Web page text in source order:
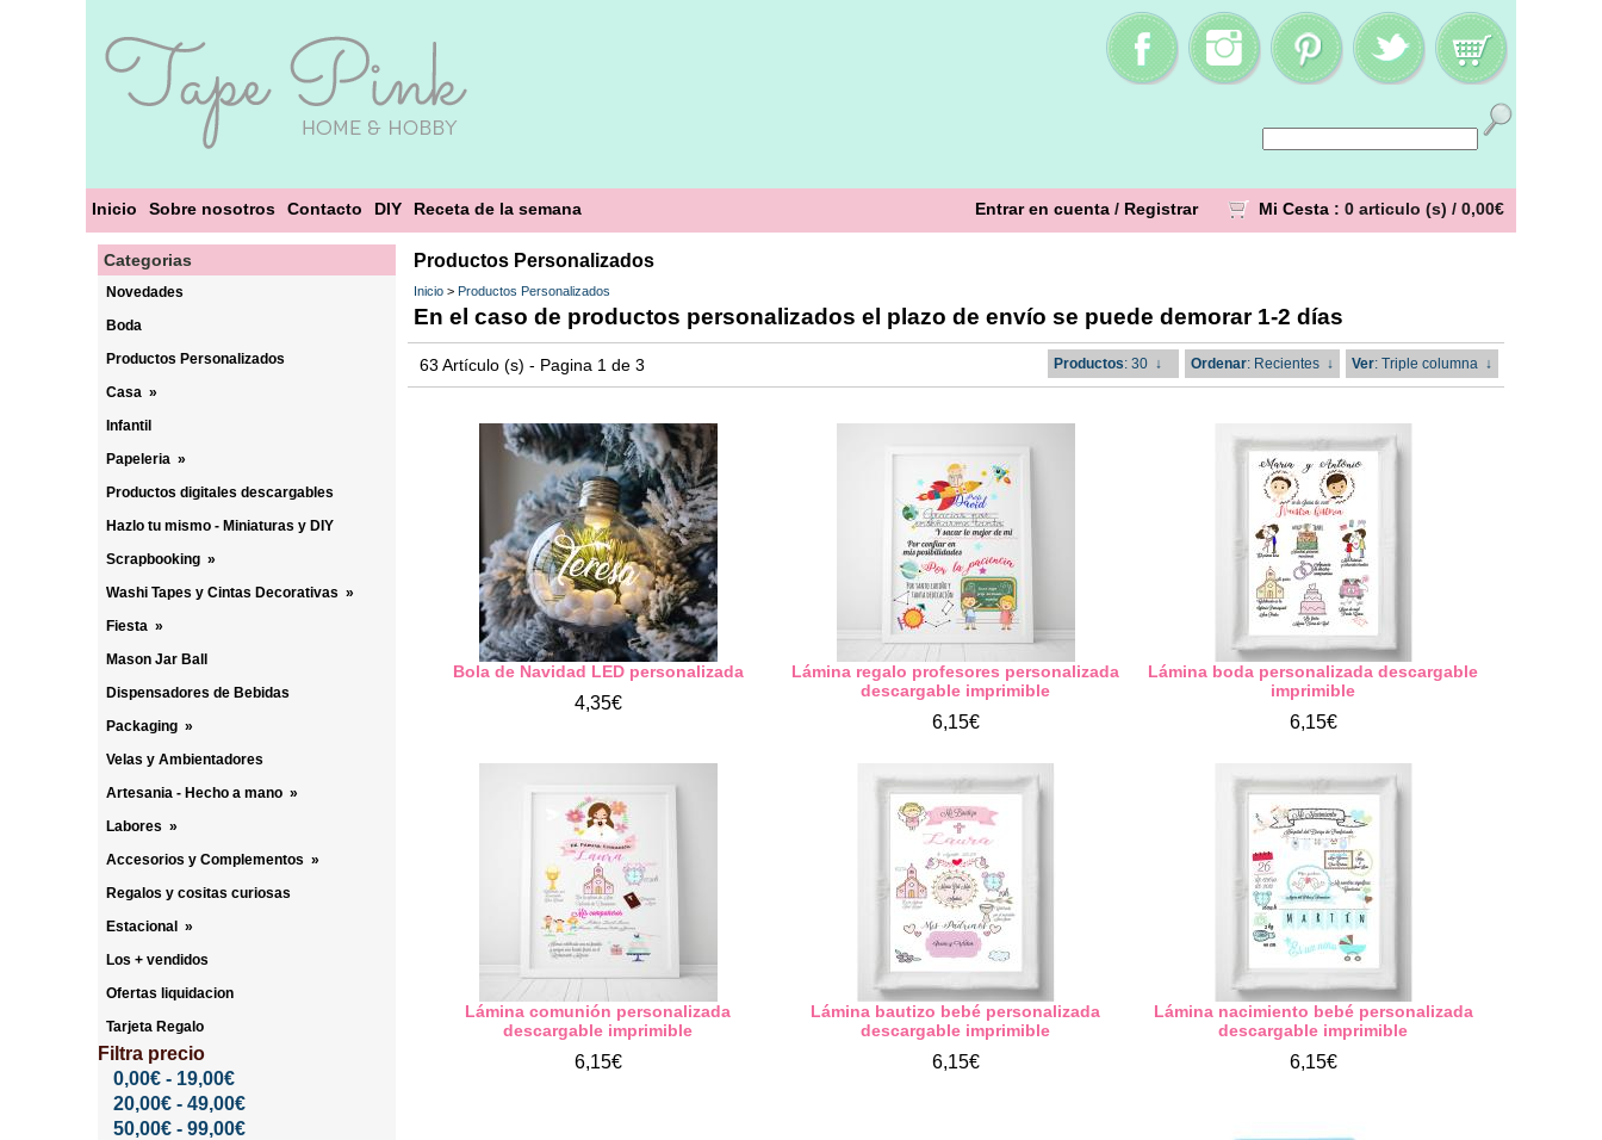
Inicio Sobre nosotros Contacto DIY Receta de la semana Entrar en cuenta / Registrar Mi Cesta : 0 articulo (s) / 0,00€
Categorias
Novedades
Boda
Productos Personalizados
Casa »
Infantil
Papeleria »
Productos digitales descargables
Hazlo tu mismo - Miniaturas y DIY
Scrapbooking »
Washi Tapes y Cintas Decorativas »
Fiesta »
Mason Jar Ball
Dispensadores de Bebidas
Packaging »
Velas y Ambientadores
Artesania - Hecho a mano »
Labores »
Accesorios y Complementos »
Regalos y cositas curiosas
Estacional
»
Los + vendidos
Ofertas liquidacion
Tarjeta Regalo
Filtra precio
0,00€ - 19,00€
20,00€ - 49,00€
50,00€ - 99,00€
Productos Personalizados
Inicio > Productos Personalizados
En el caso de productos personalizados el plazo de envío se puede demorar 1-2 días
63 Artículo (s) - Pagina 1 de 3 Productos: 30 ↓ Ordenar: Recientes ↓ Ver: Triple columna ↓
Bola de Navidad LED personalizada
4,35€
Lámina regalo profesores personalizada
descargable imprimible
6,15€
Lámina boda personalizada descargable
imprimible
6,15€
Lámina comunión personalizada
descargable imprimible
6,15€
Lámina bautizo bebé personalizada
descargable imprimible
6,15€
Lámina nacimiento bebé personalizada
descargable imprimible
6,15€